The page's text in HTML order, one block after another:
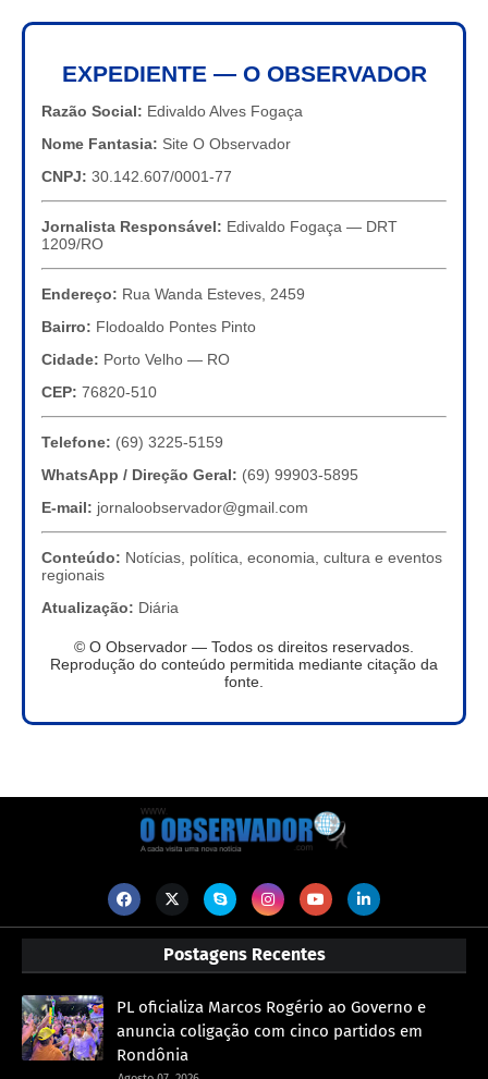
EXPEDIENTE — O OBSERVADOR
Razão Social: Edivaldo Alves Fogaça
Nome Fantasia: Site O Observador
CNPJ: 30.142.607/0001-77
Jornalista Responsável: Edivaldo Fogaça — DRT
1209/RO
Endereço: Rua Wanda Esteves, 2459
Bairro: Flodoaldo Pontes Pinto
Cidade: Porto Velho — RO
CEP: 76820-510
Telefone: (69) 3225-5159
WhatsApp / Direção Geral: (69) 99903-5895
E-mail: jornaloobservador@gmail.com
Conteúdo: Notícias, política, economia, cultura e eventos
regionais
Atualização: Diária
© O Observador — Todos os direitos reservados.
Reprodução do conteúdo permitida mediante citação da
fonte.
Postagens Recentes
PL oficializa Marcos Rogério ao Governo e
anuncia coligação com cinco partidos em
Rondônia